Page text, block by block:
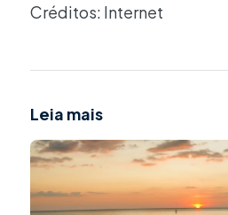
Créditos: Internet
Leia mais